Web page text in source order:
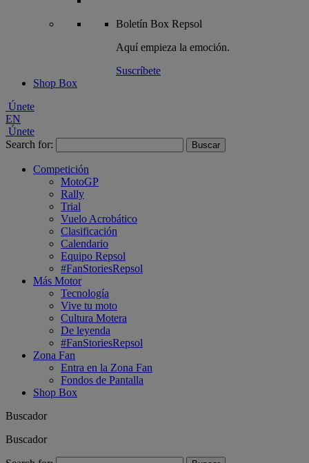
Boletín Box Repsol
Aquí empieza la emoción.
Suscríbete
Shop Box
Únete
EN
Únete
Search for:
Competición
MotoGP
Rally
Trial
Vuelo Acrobático
Clasificación
Calendario
Equipo Repsol
#FanStoriesRepsol
Más Motor
Tecnología
Vive tu moto
Cultura Motera
De leyenda
#FanStoriesRepsol
Zona Fan
Entra en la Zona Fan
Fondos de Pantalla
Shop Box
Buscador
Buscador